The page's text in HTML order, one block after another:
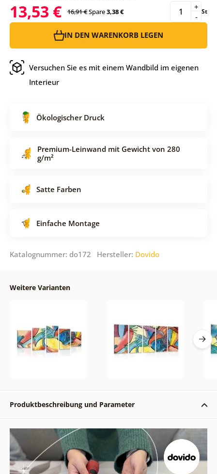
13,53 € 16,91 €Spare3,38 € -
+ St
IN DEN WARENKORB LEGEN
Versuchen Sie es mit einem Wandbild im eigenen
Interieur
Ökologischer Druck
Premium-Leinwand mit Gewicht von 280
g/m²
Satte Farben
Einfache Montage
Katalognummer: do172 Hersteller: Dovido
Weitere Varianten
Produktbeschreibung und Parameter